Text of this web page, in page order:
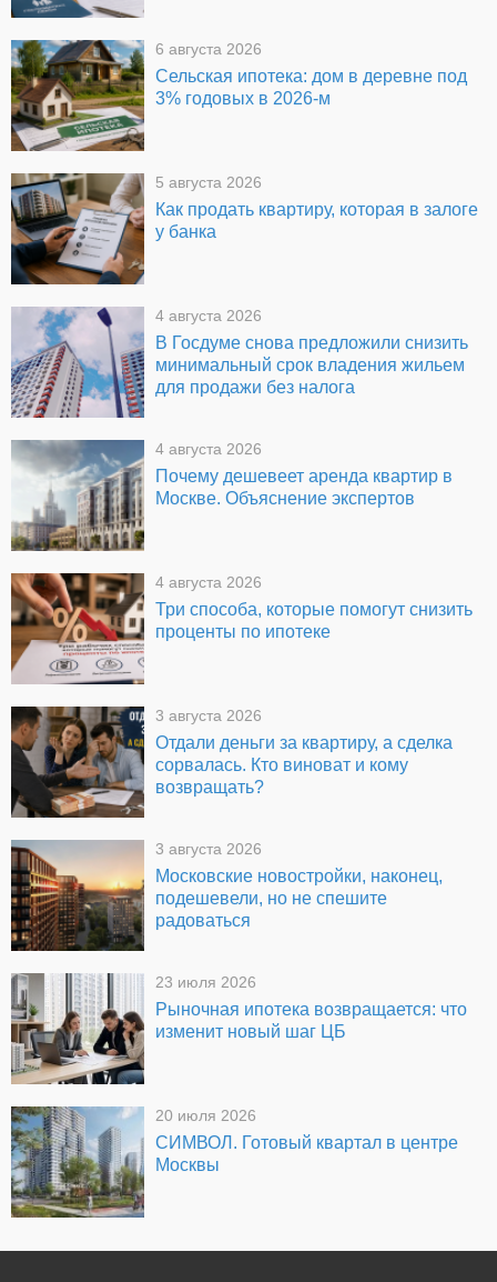
6 августа 2026
Сельская ипотека: дом в деревне под
3% годовых в 2026-м
5 августа 2026
Как продать квартиру, которая в залоге
у банка
4 августа 2026
В Госдуме снова предложили снизить
минимальный срок владения жильем
для продажи без налога
4 августа 2026
Почему дешевеет аренда квартир в
Москве. Объяснение экспертов
4 августа 2026
Три способа, которые помогут снизить
проценты по ипотеке
3 августа 2026
Отдали деньги за квартиру, а сделка
сорвалась. Кто виноват и кому
возвращать?
3 августа 2026
Московские новостройки, наконец,
подешевели, но не спешите
радоваться
23 июля 2026
Рыночная ипотека возвращается: что
изменит новый шаг ЦБ
20 июля 2026
СИМВОЛ. Готовый квартал в центре
Москвы